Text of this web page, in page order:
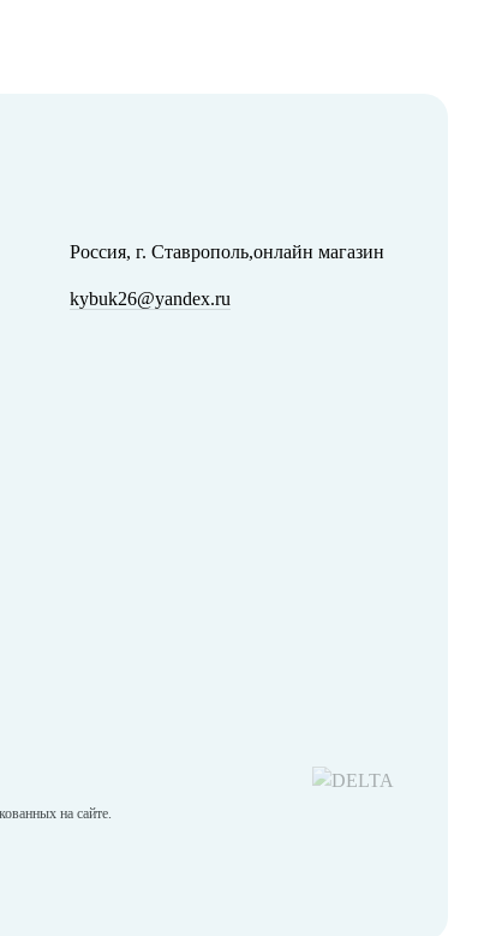
Россия, г. Ставрополь,онлайн магазин
kybuk26@yandex.ru
на сайте.